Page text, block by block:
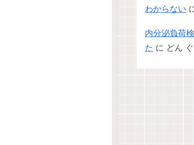
わからない
内分泌負荷
た に どん